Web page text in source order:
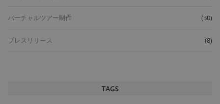
バーチャルツアー制作 (30)
プレスリリース (8)
TAGS